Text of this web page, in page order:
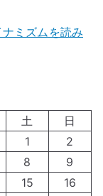
ミズムを読み
土
日
1
2
8
9
15
16